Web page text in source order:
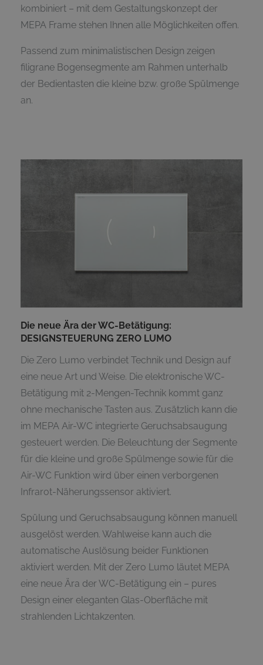
kombiniert – mit dem Gestaltungskonzept der
MEPA Frame stehen Ihnen alle Möglichkeiten offen.
Passend zum minimalistischen Design zeigen
filigrane Bogensegmente am Rahmen unterhalb
der Bedientasten die kleine bzw. große Spülmenge
an.
Die neue Ära der WC-Betätigung:
DESIGNSTEUERUNG ZERO LUMO
Die Zero Lumo verbindet Technik und Design auf
eine neue Art und Weise. Die elektronische WC-
Betätigung mit 2-Mengen-Technik kommt ganz
ohne mechanische Tasten aus. Zusätzlich kann die
im MEPA Air-WC integrierte Geruchsabsaugung
gesteuert werden. Die Beleuchtung der Segmente
für die kleine und große Spülmenge sowie für die
Air-WC Funktion wird über einen verborgenen
Infrarot-Näherungssensor aktiviert.
Spülung und Geruchsabsaugung können manuell
ausgelöst werden. Wahlweise kann auch die
automatische Auslösung beider Funktionen
aktiviert werden. Mit der Zero Lumo läutet MEPA
eine neue Ära der WC-Betätigung ein – pures
Design einer eleganten Glas-Oberfläche mit
strahlenden Lichtakzenten.